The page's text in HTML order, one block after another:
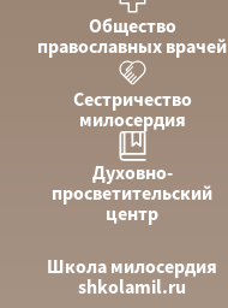
Общество
православных врачей
Сестричество
милосердия
Духовно-
просветительский
центр
Школа милосердия
shkolamil.ru